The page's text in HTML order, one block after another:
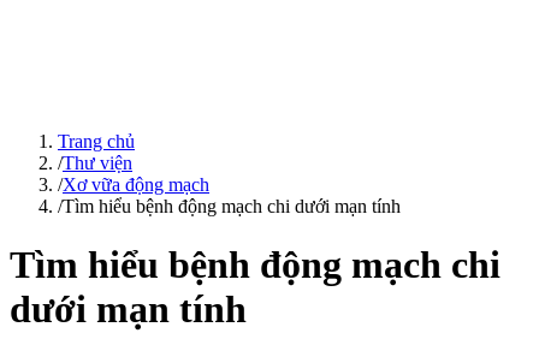
Trang chủ
/Thư viện
/Xơ vữa động mạch
/Tìm hiểu bệnh động mạch chi dưới mạn tính
Tìm hiểu bệnh động mạch chi
dưới mạn tính